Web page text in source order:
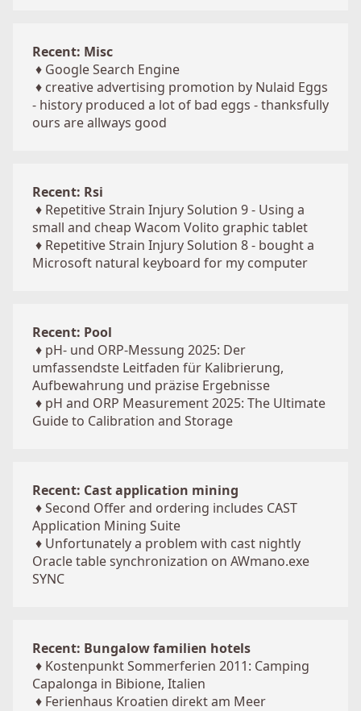
Recent: Misc
♦ Google Search Engine
♦ creative advertising promotion by Nulaid Eggs
- history produced a lot of bad eggs - thanksfully
ours are allways good
Recent: Rsi
♦ Repetitive Strain Injury Solution 9 - Using a
small and cheap Wacom Volito graphic tablet
♦ Repetitive Strain Injury Solution 8 - bought a
Microsoft natural keyboard for my computer
Recent: Pool
♦ pH- und ORP-Messung 2025: Der
umfassendste Leitfaden für Kalibrierung,
Aufbewahrung und präzise Ergebnisse
♦ pH and ORP Measurement 2025: The Ultimate
Guide to Calibration and Storage
Recent: Cast application mining
♦Second Offer and ordering includes CAST
Application Mining Suite
♦ Unfortunately a problem with cast nightly
Oracle table synchronization on AWmano.exe
SYNC
Recent: Bungalow familien hotels
♦ Kostenpunkt Sommerferien 2011: Camping
Capalonga in Bibione, Italien
♦ Ferienhaus Kroatien direkt am Meer